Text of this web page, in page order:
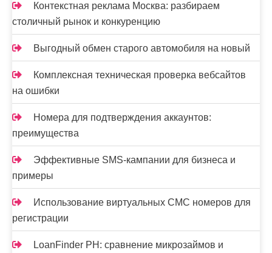
Контекстная реклама Москва: разбираем
столичный рынок и конкуренцию
Выгодный обмен старого автомобиля на новый
Комплексная техническая проверка вебсайтов
на ошибки
Номера для подтверждения аккаунтов:
преимущества
Эффективные SMS-кампании для бизнеса и
примеры
Использование виртуальных СМС номеров для
регистрации
LoanFinder PH: сравнение микрозаймов и